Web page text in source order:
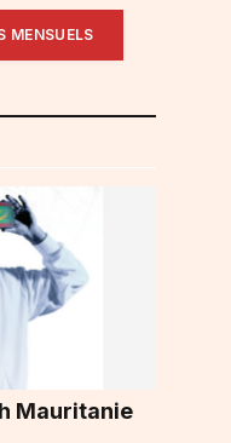
MENSUELS
Mauritanie